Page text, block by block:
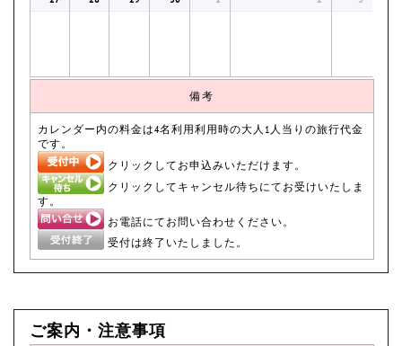
備考
カレンダー内の料金は4名利用利用時の大人1人当りの旅行代金
です。
クリックしてお申込みいただけます。
クリックしてキャンセル待ちにてお受けいたしま
す。
お電話にてお問い合わせください。
受付は終了いたしました。
ご案内・注意事項